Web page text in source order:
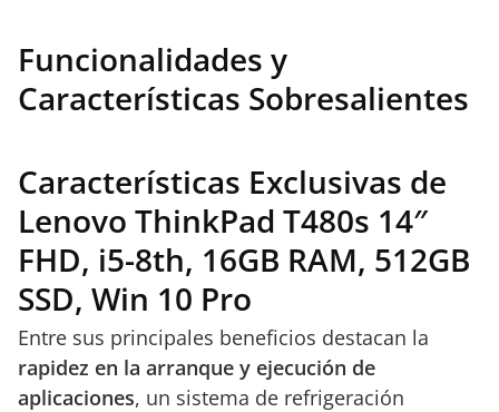
Funcionalidades y
Características Sobresalientes
Características Exclusivas de
Lenovo ThinkPad T480s 14″
FHD, i5-8th, 16GB RAM, 512GB
SSD, Win 10 Pro
Entre sus principales beneficios destacan la
rapidez en la arranque y ejecución de
aplicaciones, un sistema de refrigeración